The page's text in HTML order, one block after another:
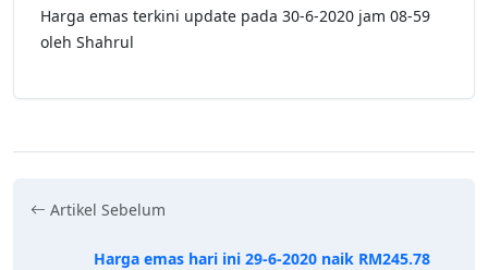
Harga emas terkini update pada 30-6-2020 jam 08-59
oleh Shahrul
Artikel Sebelum
Harga emas hari ini 29-6-2020 naik RM245.78